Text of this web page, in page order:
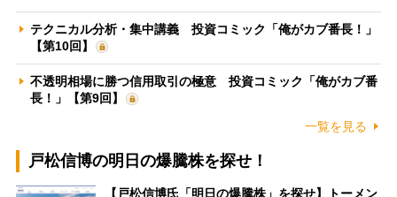
テクニカル分析・集中講義 投資コミック「俺がカブ番長！」
【第10回】
不透明相場に勝つ信用取引の極意 投資コミック「俺がカブ番
長！」【第9回】
一覧を見る
戸松信博の明日の爆騰株を探せ！
【戸松信博氏「明日の爆騰株」を探せ】トーメン